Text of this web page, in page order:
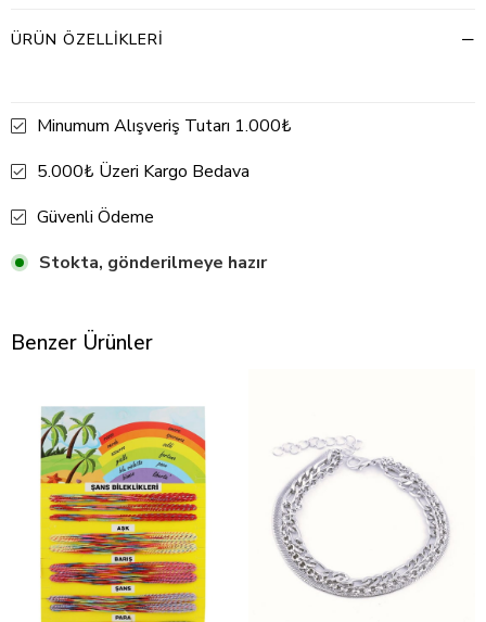
ÜRÜN ÖZELLIKLERI
Minumum Alışveriş Tutarı 1.000₺
5.000₺ Üzeri Kargo Bedava
Güvenli Ödeme
Stokta, gönderilmeye hazır
Benzer Ürünler